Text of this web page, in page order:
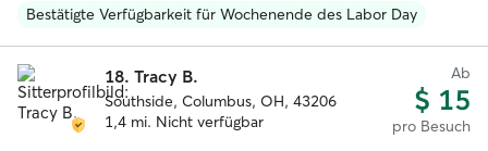
Bestätigte Verfügbarkeit für Wochenende des Labor Day
18. Tracy B.
Southside, Columbus, OH, 43206
1,4 mi. Nicht verfügbar
Ab
$ 15
pro Besuch